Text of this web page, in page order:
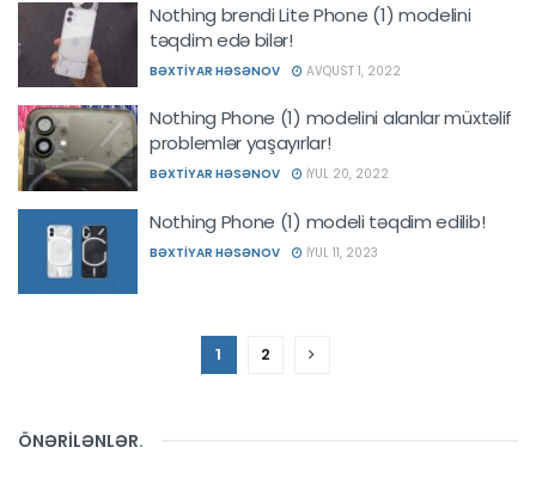
Nothing brendi Lite Phone (1) modelini
təqdim edə bilər!
BƏXTIYAR HƏSƏNOV AVQUST 1, 2022
Nothing Phone (1) modelini alanlar müxtəlif
problemlər yaşayırlar!
BƏXTIYAR HƏSƏNOV İYUL 20, 2022
Nothing Phone (1) modeli təqdim edilib!
BƏXTIYAR HƏSƏNOV İYUL 11, 2023
1 2
ÖNƏRİLƏNLƏR.